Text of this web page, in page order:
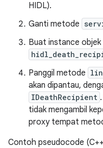
HIDL).
Ganti metode
Buat instance objek
Panggil metode
akan dipantau,
IDeathRecipient
tidak mengambil
proxy tempat
Contoh pseudocode